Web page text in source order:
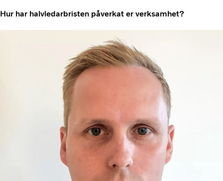
Begagnade lastbilar
Hur har halvledarbristen påverkat er verksamhet?